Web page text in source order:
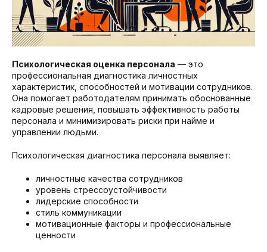
Психологическая оценка персонала — это
профессиональная диагностика личностных
характеристик, способностей и мотивации сотрудников.
Она помогает работодателям принимать обоснованные
кадровые решения, повышать эффективность работы
персонала и минимизировать риски при найме и
управлении людьми.
Психологическая диагностика персонала выявляет:
личностные качества сотрудников
уровень стрессоустойчивости
лидерские способности
стиль коммуникации
мотивационные факторы и профессиональные
ценности